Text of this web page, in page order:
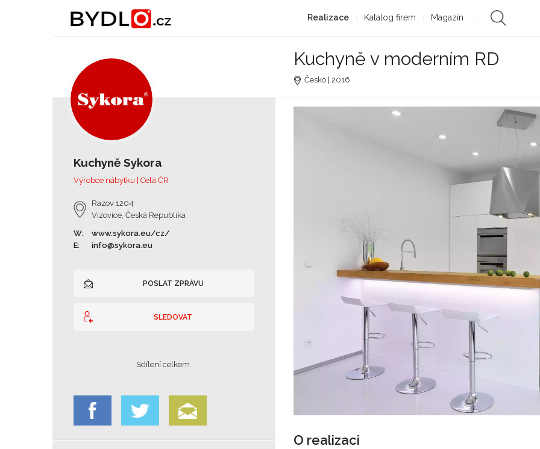
Realizace Katalog firem Magazín
Kuchyně v moderním RD
Česko | 2016
Kuchyně Sykora
Výrobce nábytku | Celá ČR
Razov 1204
Vizovice, Česká Republika
W:
www.sykora.eu/cz/
E:
info@sykora.eu
POSLAT ZPRÁVU
SLEDOVAT
Sdílení celkem
O realizaci